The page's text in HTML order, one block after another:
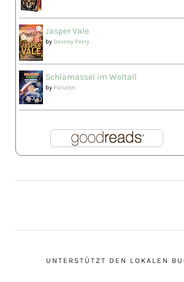
Jasper Vale
by Devney Perry
Schlamassel im Weltall
by Paluten
UNTERSTÜTZT DEN LOKALEN